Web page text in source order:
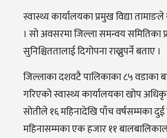
स्वास्थ्य कार्यालयका प्रमुख विद्या
। सो अवसरमा जिल्ला समन्वय
सुनिश्चिततालाई दिगोपना राख्नुपर्ने बताए ।
जिल्लाका दशवटै पालिकाका ८५ वडाका
गरिएको स्वास्थ्य कार्यालयका खोप
सोतीले १६ महिनादेखि पाँच वर्षसम्मका
महिनासम्मका एक हजार ११